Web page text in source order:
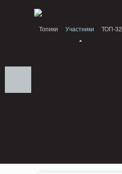
Топики Участники ТОП-32